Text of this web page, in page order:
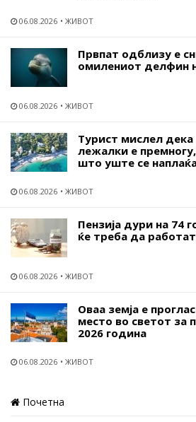
06.08.2026 ЖИВОТ
Првпат одблизу е
омилениот делфин
06.08.2026 ЖИВОТ
Турист мислел дека
лежалки е
што уште се
06.08.2026 ЖИВОТ
Пензија дури на 74
ќе треба да
06.08.2026 ЖИВОТ
Оваа земја е
место во светот за
2026 година
06.08.2026 ЖИВОТ
Почетна